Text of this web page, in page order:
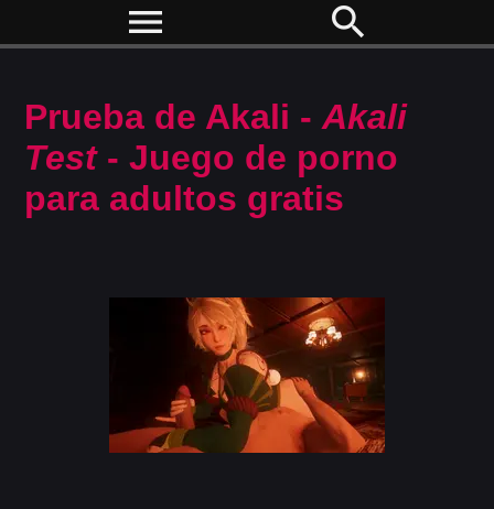
menu search
Prueba de Akali -Akali
Test- Juego de porno
para adultos gratis